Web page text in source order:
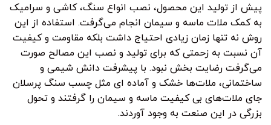
پیش از تولید این محصول، نصب انواع سنگ، کاشی و سرامیک
به کمک ملات ماسه و سیمان انجام می‌گرفت. استفاده از این
روش نه تنها زمان زیادی احتیاج داشت بلکه مقاومت و کیفیت
آن نسبت به زحمتی که برای تولید و نصب این مصالح صورت
می‌گرفت رضایت بخش نبود. با پیشرفت دانش شیمی و
ساختمانی، ملات‌ها خشک و آماده ای مثل چسب سنگ پرسلان
جای ملات‌های بی کیفیت ماسه و سیمان را گرفتند و تحول
بزرگی در این صنعت به وجود آوردند.